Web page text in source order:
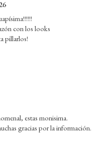
con los looks
pillarlos!
estas monisima.
gracias por la información.